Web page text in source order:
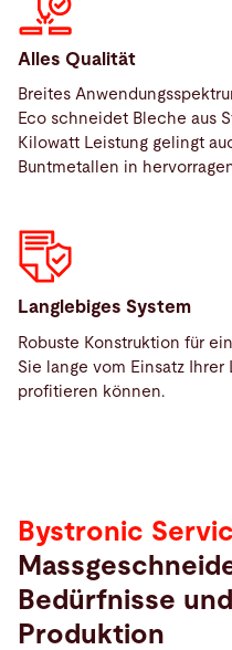
Alles Qualität
Breites
Eco schneidet Bleche aus
Kilowatt Leistung gelingt
Buntmetallen in
Langlebiges System
Robuste Konstruktion für
Sie lange vom Einsatz
profitieren können.
Service
Service
Bystronic
Bedürfnisse
Produktion